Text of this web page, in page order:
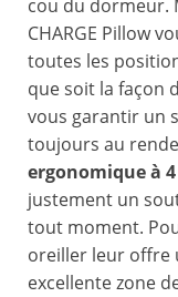
cou du dormeur.
CHARGE Pillow
toutes les
que soit la façon
vous garantir un
toujours au
ergonomique à
justement un
tout moment.
oreiller leur offre
excellente zone